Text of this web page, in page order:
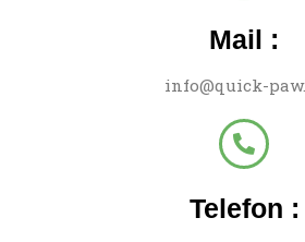
Mail :
info@quick-
Telefon :